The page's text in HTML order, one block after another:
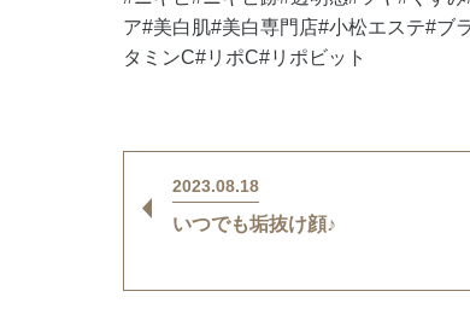
ア#美白肌#美白専門店#小松エステ#ブ
タミンC#リポC#リポビット
2023.08.18
いつでも垢抜け顔♪